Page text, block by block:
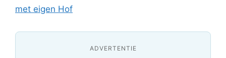
met eigen Hof
ADVERTENTIE